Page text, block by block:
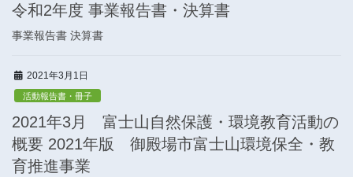
令和2年度 事業報告書・決算書
事業報告書 決算書
2021年3月1日
活動報告書・冊子
2021年3月 富士山自然保護・環境教育活動の
概要 2021年版 御殿場市富士山環境保全・教
育推進事業